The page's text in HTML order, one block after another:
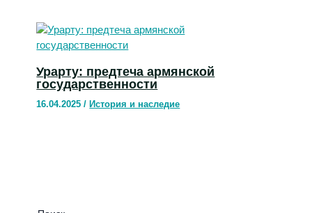
Урарту: предтеча армянской
государственности
16.04.2025/ История и наследие